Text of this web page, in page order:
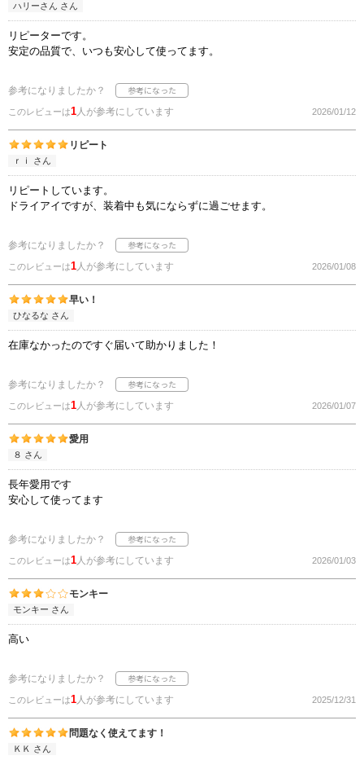
ハリーさん さん
リピーターです。
安定の品質で、いつも安心して使ってます。
参考になりましたか？
このレビューは1人が参考にしています 2026/01/12
リピート
ｒｉ さん
リピートしています。
ドライアイですが、装着中も気にならずに過ごせます。
参考になりましたか？
このレビューは1人が参考にしています 2026/01/08
早い！
ひなるな さん
在庫なかったのですぐ届いて助かりました！
参考になりましたか？
このレビューは1人が参考にしています 2026/01/07
愛用
８ さん
長年愛用です
安心して使ってます
参考になりましたか？
このレビューは1人が参考にしています 2026/01/03
モンキー
モンキー さん
高い
参考になりましたか？
このレビューは1人が参考にしています 2025/12/31
問題なく使えてます！
ＫＫ さん